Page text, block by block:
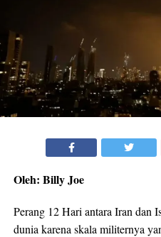
Oleh: Billy Joe
Perang 12 Hari antara Iran dan
dunia karena skala militernya